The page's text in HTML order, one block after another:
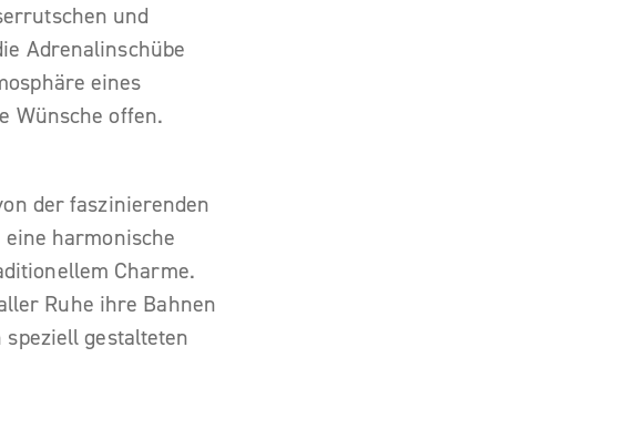
und
Adrenalinschübe
eines
Wünsche offen.
der faszinierenden
harmonische
Charme.
Ruhe ihre Bahnen
gestalteten